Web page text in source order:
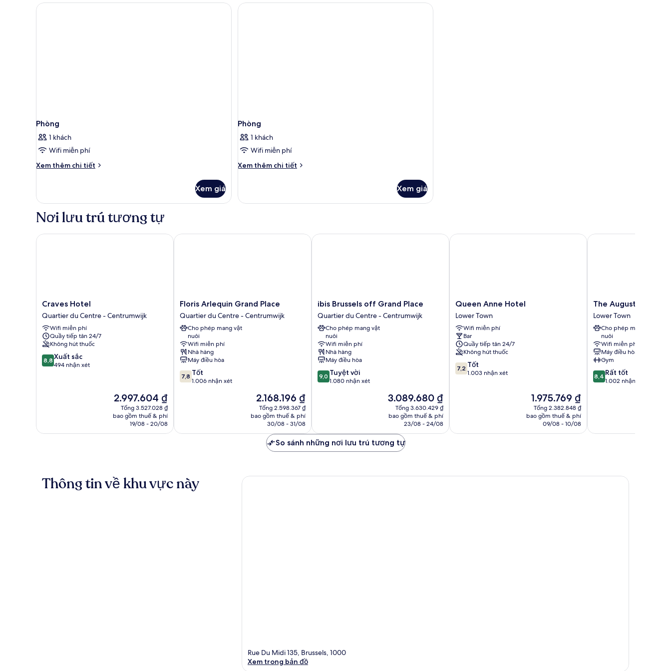
Phòng
1 khách
Wifi miễn phí
Xem thêm chi tiết
Chi
Phòng
Xem giá
Phòng
1 khách
Wifi miễn phí
Xem thêm chi tiết
Chi
Phòng
Xem giá
Nơi lưu trú tương tự
Craves
Hotel
Quartier
du
Centre
-
Centrumwijk
Craves Hotel
Quartier du Centre - Centrumwijk
Wifi miễn phí
Quầy tiếp tân 24/7
Không hút thuốc
8.8
trên
8,8 Xuất sắc
494 nhận xét
Giá
hiện
tại
2.997.604 ₫
2.997.604 ₫
Tổng 3.527.028 ₫
bao gồm thuế & phí
19/08 - 20/08
Craves Hotel
Floris
Arlequin
Grand
Place
Quartier
du
Centre
-
Centrumwijk
Floris Arlequin Grand Place
Quartier du Centre - Centrumwijk
Cho phép mang vật
nuôi
Wifi miễn phí
Nhà hàng
Máy điều hòa
7.8
trên
7,8 Tốt
1.006 nhận xét
Giá
hiện
tại
2.168.196 ₫
2.168.196 ₫
Tổng 2.598.367 ₫
bao gồm thuế & phí
30/08 - 31/08
Floris Arlequin Grand Place
ibis
Brussels
off
Grand
Place
Quartier
du
Centre
-
Centrumwijk
ibis Brussels off Grand Place
Quartier du Centre - Centrumwijk
Cho phép mang vật
nuôi
Wifi miễn phí
Nhà hàng
Máy điều hòa
9.0
trên
xét
9,0 Tuyệt vời
1.080 nhận xét
Giá
hiện
tại
3.089.680 ₫
3.089.680 ₫
Tổng 3.630.429 ₫
bao gồm thuế & phí
23/08 - 24/08
ibis Brussels off Grand Place
Queen
Anne
Hotel
Lower
Town
Queen Anne Hotel
Lower Town
Wifi miễn phí
Bar
Quầy tiếp tân 24/7
Không hút thuốc
7.2
trên
7,2 Tốt
1.003 nhận xét
Giá
hiện
tại
1.975.769 ₫
1.975.769 ₫
Tổng 2.382.848 ₫
bao gồm thuế & phí
09/08 - 10/08
Queen Anne Hotel
The
Augustin
Lower
Town
The Augustin
Lower Town
Cho phép mang vật
nuôi
Wifi miễn phí
Máy điều hòa
Gym
8.4
trên
xét
8,4 Rất tốt
1.002 nhận xét
The Augustin
So sánh những nơi lưu trú tương tự
Thông tin về khu vực này
Rue Du Midi 135, Brussels, 1000
Xem trong bản đồ